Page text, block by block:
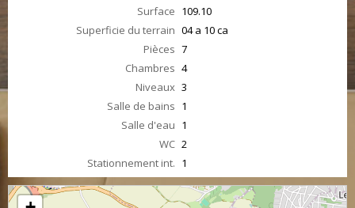
Surface 109.10
Superficie du terrain 04 a 10 ca
Pièces 7
Chambres 4
Niveaux 3
Salle de bains 1
Salle d'eau 1
WC 2
Stationnement int. 1